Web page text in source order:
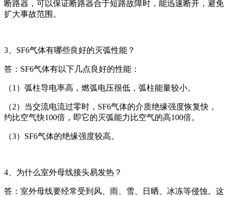
断路器，可以保证断路器合于短路故障时，能迅速断开，避免
扩大事故范围。
3、SF6气体有哪些良好的灭弧性能？
答：SF6气体有以下几点良好的性能：
（1）弧柱导电率高，燃弧电压很低，弧柱能量较小。
（2）当交流电流过零时，SF6气体的介质绝缘强度恢复快，
约比空气快100倍，即它的灭弧能力比空气的高100倍。
（3）SF6气体的绝缘强度较高。
4、为什么室外母线接头易发热？
答：室外母线要经常受到风、雨、雪、日晒、冰冻等侵蚀。这